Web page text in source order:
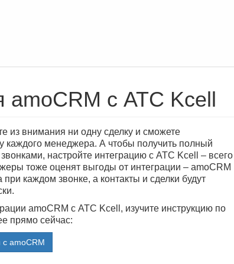
amoCRM c АТС Kcell
из внимания ни одну сделку и сможете
каждого менеджера. А чтобы получить полный
настройте интеграцию с АТС Kcell – всего
тоже оценят выгоды от интеграции – amoCRM
при каждом звонке, а контакты и сделки будут
amoCRM c АТС Kcell, изучите инструкцию по
прямо сейчас:
с amoCRM